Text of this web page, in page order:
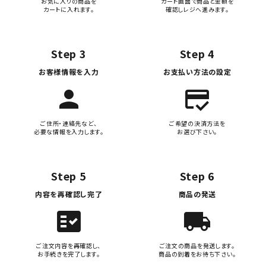
カートに入れます。
確認しレジへ進みます。
Step 3
お客様情報を入力
person
ご住所・連絡先など、
必要な情報を入力します。
Step 4
お支払い方法の設定
credit_score
ご希望の決済方法を
お選び下さい。
Step 5
内容を再確認し完了
fact_check
ご注文内容を再確認し、
お手続きを完了します。
Step 6
商品の発送
local_shipping
ご注文の商品を発送します。
商品の到着をお待ち下さい。